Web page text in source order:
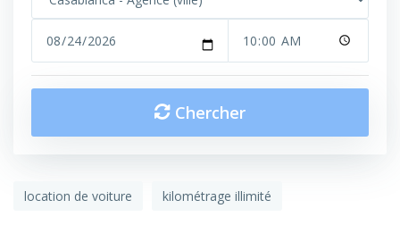
Chercher
location de voiture kilométrage illimité